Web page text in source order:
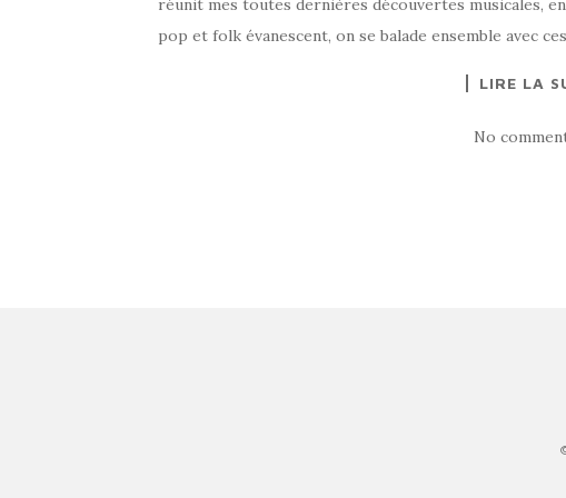
réunit mes toutes dernières découvertes musicales,
pop et folk évanescent, on se balade ensemble avec
LIRE LA
No